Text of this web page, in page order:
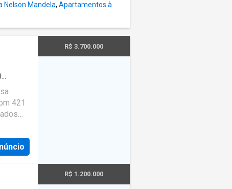
Nelson Mandela, Apartamentos à
421
fins
vários
R$ 3.700.000
R$ 1.200.000